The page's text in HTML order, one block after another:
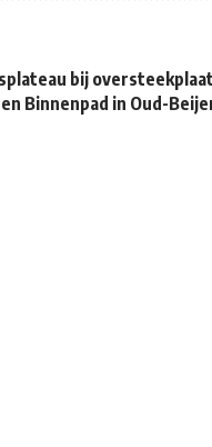
bij
Binnenpad in Oud-